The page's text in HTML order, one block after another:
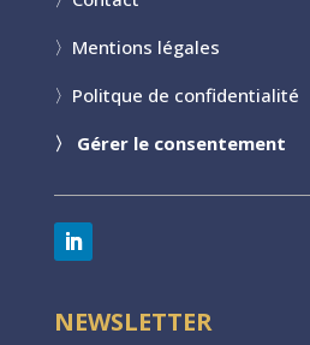
〉 Mentions légales
〉 Politque de confidentialité
〉 Gérer le consentement
NEWSLETTER